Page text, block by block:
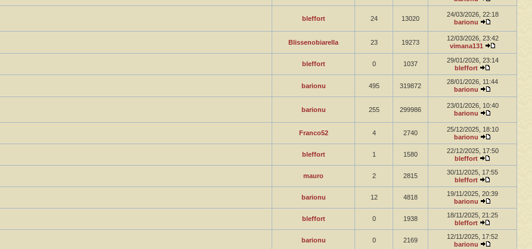
bleffort 24 13020
24/03/2026, 22:18
barionu
Blissenobiarella 23 19273
12/03/2026, 23:42
vimana131
bleffort 0 1037
29/01/2026, 23:14
bleffort
barionu 495 319872
28/01/2026, 11:44
barionu
barionu 255 299986
23/01/2026, 10:40
barionu
Franco52 4 2740
25/12/2025, 18:10
barionu
bleffort 1 1580
22/12/2025, 17:50
bleffort
mauro 2 2815
30/11/2025, 17:55
bleffort
barionu 12 4818
19/11/2025, 20:39
barionu
bleffort 0 1938
18/11/2025, 21:25
bleffort
barionu 0 2169
12/11/2025, 17:52
barionu